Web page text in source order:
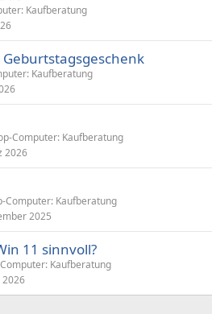
Kaufberatung
Geburtstagsgeschenk
Kaufberatung
Computer: Kaufberatung
2026
Computer: Kaufberatung
2025
11 sinnvoll?
Kaufberatung
2026